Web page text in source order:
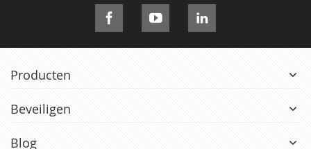
Producten
Beveiligen
Blog